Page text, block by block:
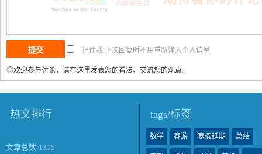
记住我,下次回复时不用重新输入个人信息
◎欢迎参与讨论，请在这里发表您的看法、交流您的观点。
热文排行
文章总数:1315
tags/标签
数学 春游 寒假延期 总结